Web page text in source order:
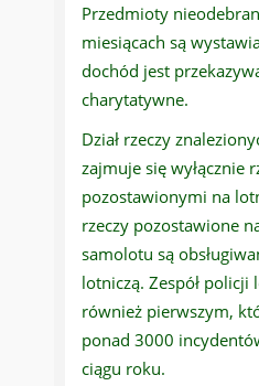
Przedmioty
miesiącach są
dochód jest
charytatywne.
Dział rzeczy
zajmuje się wyłącznie
pozostawionymi na
rzeczy pozostawione
samolotu są
lotniczą. Zespół policji
również pierwszym,
ponad 3000
ciągu roku.